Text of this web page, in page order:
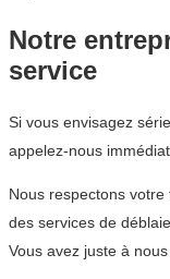
Notre
service
Si vous envisagez
appelez-nous
Nous respectons votre
des services de
Vous avez juste à nous